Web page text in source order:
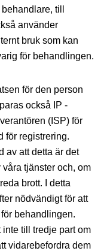
till
använder
bruk som kan
för behandlingen.
för den person
också IP -
(ISP) för
för registrering.
av att detta är det
tjänster och, om
brott. I detta
nödvändigt för att
behandlingen.
till tredje part om
vidarebefordra dem